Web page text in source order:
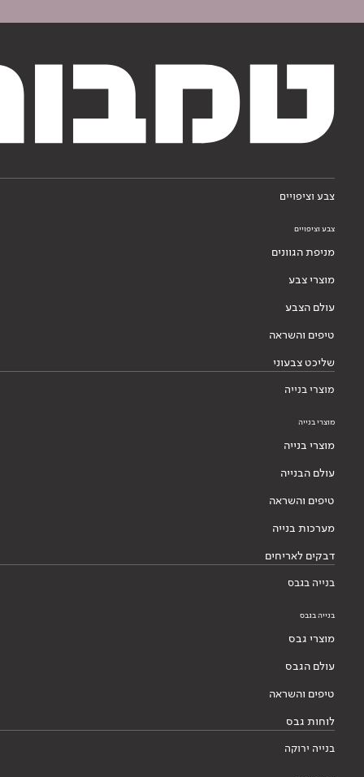
צבע וציפויים
צבע וציפויים
מניפת הגוונים
מוצרי צבע
עולם הצבע
טיפים והשראה
שליכט צבעוני
מוצרי בנייה
מוצרי בנייה
מוצרי בנייה
עולם הבנייה
טיפים והשראה
מערכות בנייה
דבקים לאריחים
בנייה בגבס
בנייה בגבס
מוצרי גבס
עולם הגבס
טיפים והשראה
לוחות גבס
בנייה ירוקה